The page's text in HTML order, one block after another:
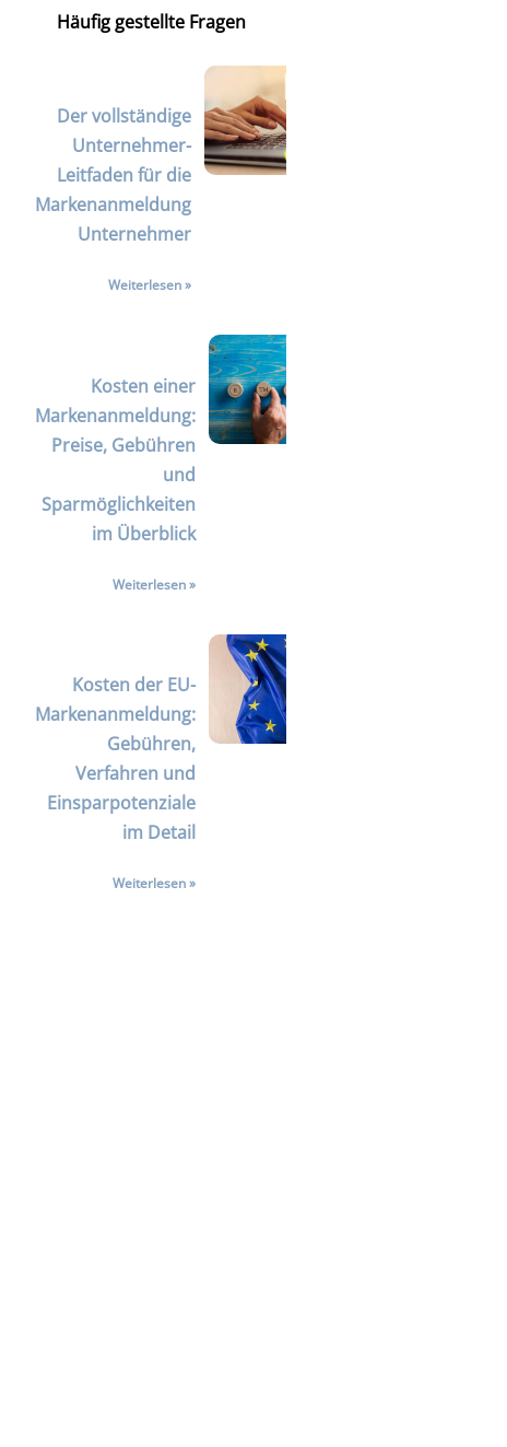
Häufig gestellte Fragen
Der vollständige
Unternehmer-
Leitfaden für die
Markenanmeldung
Unternehmer
Weiterlesen »
Kosten einer
Markenanmeldung:
Preise, Gebühren
und
Sparmöglichkeiten
im Überblick
Weiterlesen »
Kosten der EU-
Markenanmeldung:
Gebühren,
Verfahren und
Einsparpotenziale
im Detail
Weiterlesen »